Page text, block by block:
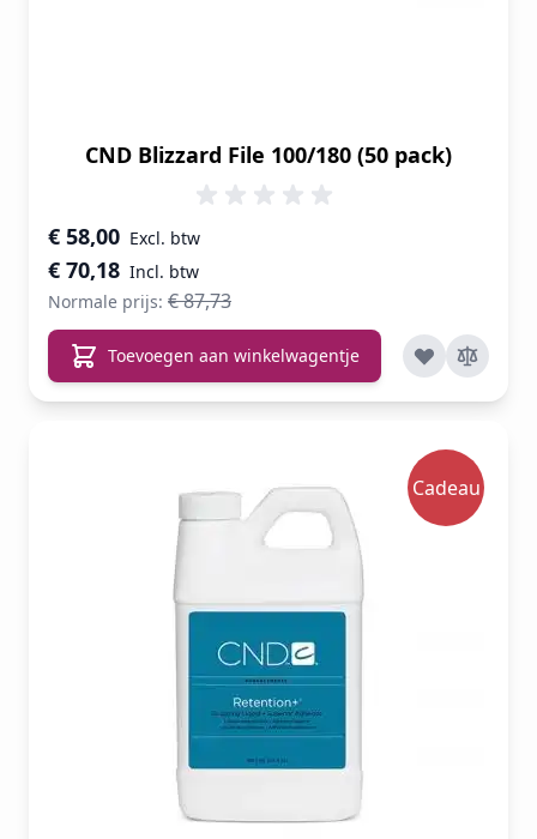
CND Blizzard File 100/180 (50 pack)
Speciale prijs
€ 70,18
€ 58,00
Normale prijs: € 87,73
Toevoegen aan winkelwagentje
Cadeau